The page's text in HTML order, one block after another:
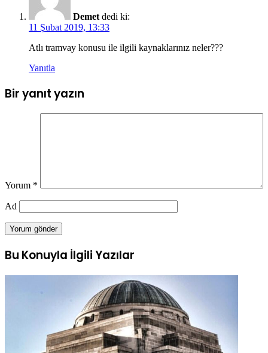
Demet dedi ki:
11 Şubat 2019, 13:33
Atlı tramvay konusu ile ilgili kaynaklarınız neler???
Yanıtla
Bir yanıt yazın
Yorum *
Ad
Bu Konuyla İlgili Yazılar